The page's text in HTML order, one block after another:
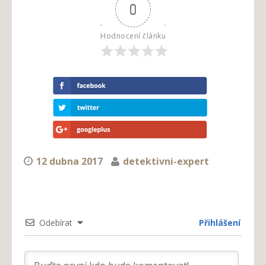
0
Hodnocení článku
12 dubna 2017 detektivni-expert
Odebírat Přihlášení